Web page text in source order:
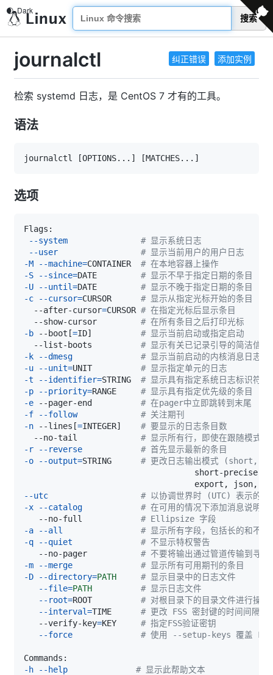
搜索
纠正错误 添加实例
journalctl
检索 systemd 日志，是 CentOS 7 才有的工具。
语法
journalctl [OPTIONS.. . ] [MATCHES.. . ]
选项
--system
# 显示系统日志
--user
# 显示当前用户的用户日志
-M
--machine=CONTAINER # 在本地容器上操作
-S
--since=DATE # 显示不早于指定日期的条目
-U
--until=DATE # 显示不晚于指定日期的条目
-c
--cursor=CURSOR # 显示从指定光标开始的条目
  --after-cursor
=CURSOR # 在指定光标后显示条目
  --show-cursor
# 在所有条目之后打印光标
-b --boot [=ID]
# 显示当前启动或指定启动
  --list-boots
# 显示有关已记录引导的简洁信息
-k
--dmesg
# 显示当前启动的内核消息日志
-u
--unit=UNIT # 显示指定单元的日志
-t
--identifier=STRING # 显示具有指定系统日志标识符的
-p
--priority=RANGE # 显示具有指定优先级的条目
-e --pager-end # 在pager中立即跳转到末尾
-f
--follow
# 关注期刊
-n --lines [=INTEGER]
# 要显示的日志条目数
  --no-tail
# 显示所有行，即使在跟随模式下
-r
--reverse
# 首先显示最新的条目
-o
--output=STRING # 更改日志输出模式 (short,
export, json,
--utc
# 以协调世界时 (UTC) 表示的时
-x
--catalog
# 在可用的情况下添加消息说明
   --no-full
# Ellipsize 字段
-a
--all
# 显示所有字段，包括长的和不可
-q
--quiet
# 不显示特权警告
   --no-pager
# 不要将输出通过管道传输到寻呼
-m
--merge
# 显示所有可用期刊的条目
-D
--directory=PATH
# 显示目录中的日志文件
--file=PATH
# 显示日志文件
--root=ROOT # 对根目录下的目录文件进行操作
--interval=TIME # 更改 FSS 密封键的时间间隔
   --verify-key
=KEY # 指定FSS验证密钥
--force
# 使用 --setup-keys 覆盖
-h
--help
# 显示此帮助文本